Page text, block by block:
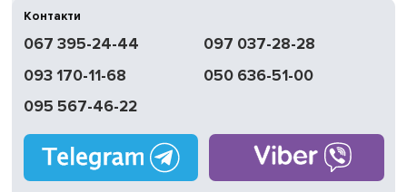
доставка
Обмін | Повернення
без вихідних
у Києві
Контакти
067 395-24-44
097 037-28-28
093 170-11-68
050 636-51-00
095 567-46-22